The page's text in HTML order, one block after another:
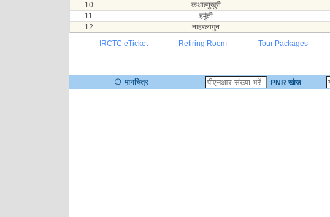
10
कथाल्पुखुरी
11
हर्मुती
12
नाहरलागुन
IRCTC eTicket
Retiring Room Tour Packages
मानचित्र PNR खोज